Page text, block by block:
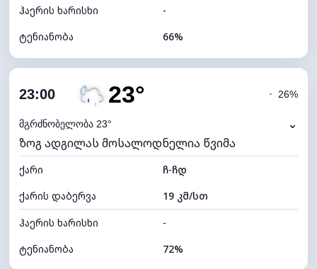
ჰაერის ხარისხი
-
ტენიანობა
66%
ღრუბლიანობა
ნამის წერტილი
ხილვადობა
10 კმ
განათების ინდექსი 0 (ბნელი)
ღრუბლის სიმაღლე 4960 მ
23:00 23°
მგრძნობელობა 23°
◔ 26%
⌄
ზოგ ადგილას მოსალოდნელია წვიმა
ქარი
ჩ-ჩდ
ქარის დაბერვა
19 კმ/სთ
ჰაერის ხარისხი
-
ტენიანობა
72%